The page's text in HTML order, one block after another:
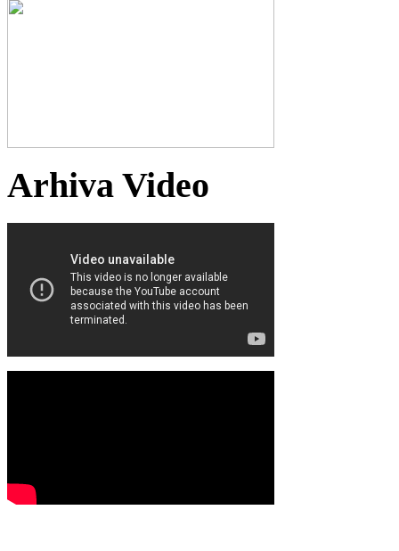
Arhiva Video